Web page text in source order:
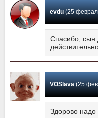
evdu(25 февраля
Спасибо, сын
VOSlava(25
Здорово надо